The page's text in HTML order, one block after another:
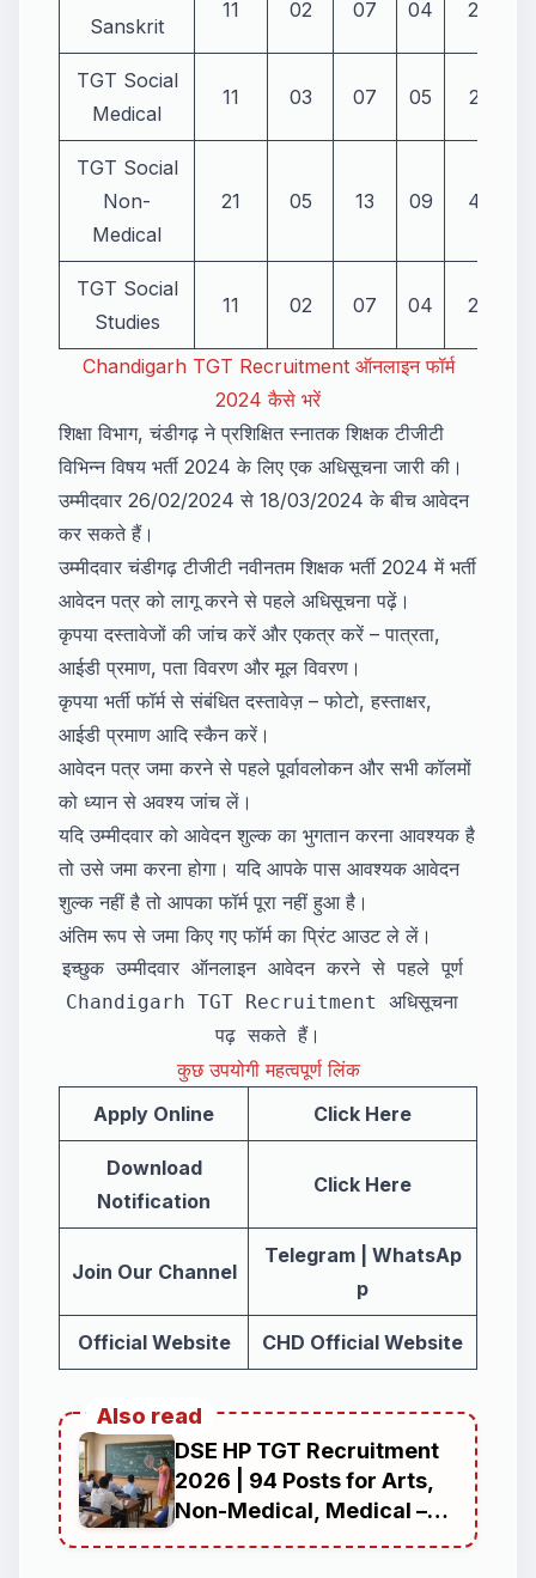
Sanskrit
11 02 07 04 24
TGT Social
Medical
11 03 07 05 26
TGT Social
Non-
Medical
21 05 13 09 48
TGT Social
Studies
11 02 07 04 24
Chandigarh TGT Recruitment ऑनलाइन फॉर्म
2024 कैसे भरें
शिक्षा विभाग, चंडीगढ़ ने प्रशिक्षित स्नातक शिक्षक टीजीटी
विभिन्न विषय भर्ती 2024 के लिए एक अधिसूचना जारी की।
उम्मीदवार 26/02/2024 से 18/03/2024 के बीच आवेदन
कर सकते हैं।
उम्मीदवार चंडीगढ़ टीजीटी नवीनतम शिक्षक भर्ती 2024 में भर्ती
आवेदन पत्र को लागू करने से पहले अधिसूचना पढ़ें।
कृपया दस्तावेजों की जांच करें और एकत्र करें – पात्रता,
आईडी प्रमाण, पता विवरण और मूल विवरण।
कृपया भर्ती फॉर्म से संबंधित दस्तावेज़ – फोटो, हस्ताक्षर,
आईडी प्रमाण आदि स्कैन करें।
आवेदन पत्र जमा करने से पहले पूर्वावलोकन और सभी कॉलमों
को ध्यान से अवश्य जांच लें।
यदि उम्मीदवार को आवेदन शुल्क का भुगतान करना आवश्यक है
तो उसे जमा करना होगा। यदि आपके पास आवश्यक आवेदन
शुल्क नहीं है तो आपका फॉर्म पूरा नहीं हुआ है।
अंतिम रूप से जमा किए गए फॉर्म का प्रिंट आउट ले लें।
इच्छुक उम्मीदवार ऑनलाइन आवेदन करने से पहले पूर्ण
Chandigarh TGT Recruitment अधिसूचना
पढ़ सकते हैं।
कुछ उपयोगी महत्वपूर्ण लिंक
Apply Online
Click Here
Download
Notification
Click Here
Join Our Channel
Telegram| WhatsAp
p
Official Website CHD Official Website
Also read
DSE HP TGT Recruitment
2026 | 94 Posts for Arts,
Non-Medical, Medical –
Eligibility, Dates, Salary,